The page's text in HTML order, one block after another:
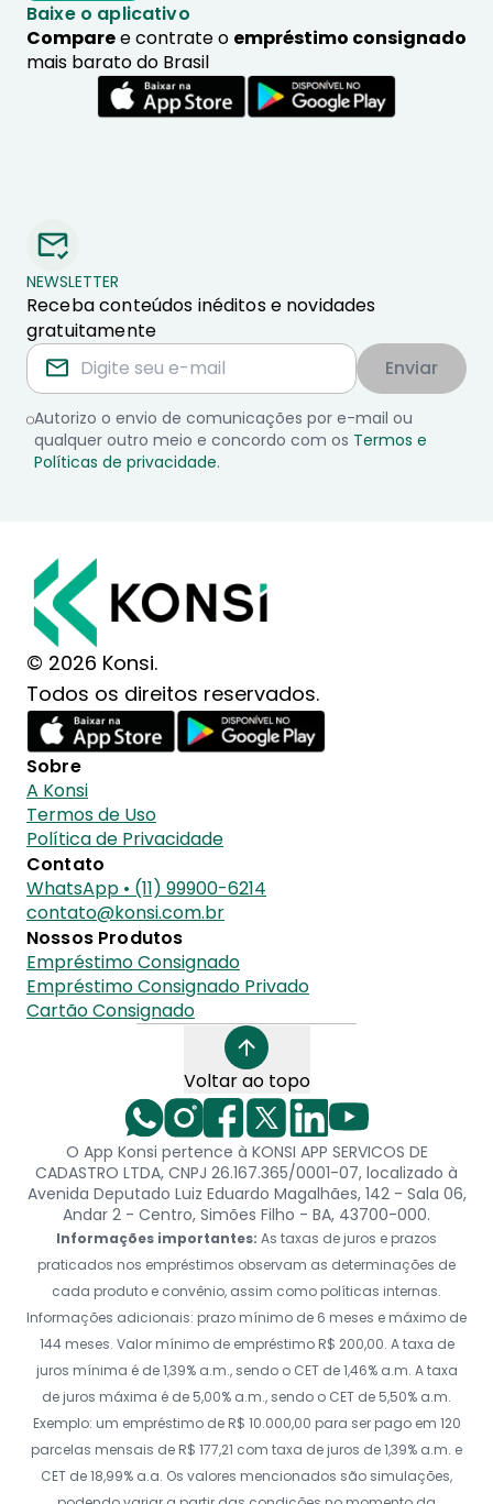
Baixe o aplicativo
Comparee contrate o empréstimo consignado
mais barato do Brasil
NEWSLETTER
Receba conteúdos inéditos e novidades
gratuitamente
Enviar
Autorizo o envio de comunicações por e-mail ou
qualquer outro meio e concordo com os Termos e
Políticas de privacidade.
© 2026 Konsi.
Todos os direitos reservados.
Sobre
A Konsi
Termos de Uso
Política de Privacidade
Contato
WhatsApp • (11) 99900-6214
contato@konsi.com.br
Nossos Produtos
Empréstimo Consignado
Empréstimo Consignado Privado
Cartão Consignado
Voltar ao topo
O App Konsi pertence à KONSI APP SERVICOS DE
CADASTRO LTDA, CNPJ 26.167.365/0001-07, localizado à
Avenida Deputado Luiz Eduardo Magalhães, 142 - Sala 06,
Andar 2 - Centro, Simões Filho - BA, 43700-000.
Informações importantes: As taxas de juros e prazos
praticados nos empréstimos observam as determinações de
cada produto e convênio, assim como políticas internas.
Informações adicionais: prazo mínimo de 6 meses e máximo de
144 meses. Valor mínimo de empréstimo R$ 200,00. A taxa de
juros mínima é de 1,39% a.m., sendo o CET de 1,46% a.m. A taxa
de juros máxima é de 5,00% a.m., sendo o CET de 5,50% a.m.
Exemplo: um empréstimo de R$ 10.000,00 para ser pago em 120
parcelas mensais de R$ 177,21 com taxa de juros de 1,39% a.m. e
CET de 18,99% a.a. Os valores mencionados são simulações,